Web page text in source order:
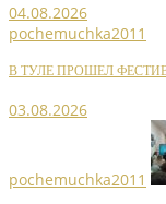
04.08.2026
pochemuchka2011
В ТУЛЕ ПРОШЕЛ
03.08.2026
pochemuchka2011